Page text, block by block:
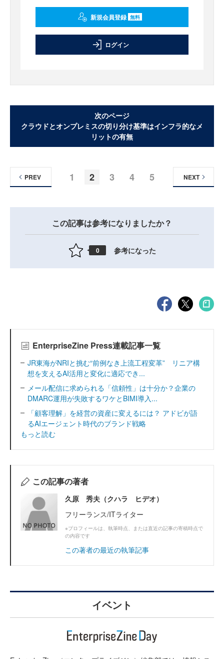
新規会員登録 無料
ログイン
次のページ
クラウドとオンプレミスの切り分け基準はインフラ的なメ
リットの有無
1 2 3 4 5
PREV NEXT
この記事は参考になりましたか？
0 参考になった
EnterpriseZine Press連載記事一覧
JR東海がNRIと挑む“前例なき上流工程変革” リニア構
想を支えるAI活用と変化に適応でき...
メール配信に求められる「信頼性」は十分か？企業の
DMARC運用が失敗するワケとBIMI導入...
「顧客理解」を経営の資産に変えるには？ アドビが語
るAIエージェント時代のブランド戦略
もっと読む
この記事の著者
久原 秀夫（クハラ ヒデオ）
フリーランス/ITライター
※プロフィールは、執筆時点、または直近の記事の寄稿時点で
の内容です
この著者の最近の執筆記事
イベント